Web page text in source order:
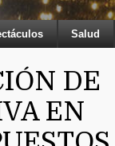
Salud
DE
EN